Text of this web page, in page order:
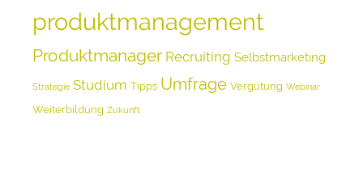
produktmanagement
Produktmanager Recruiting Selbstmarketing
Strategie Studium Tipps Umfrage Vergütung Webinar
Weiterbildung Zukunft